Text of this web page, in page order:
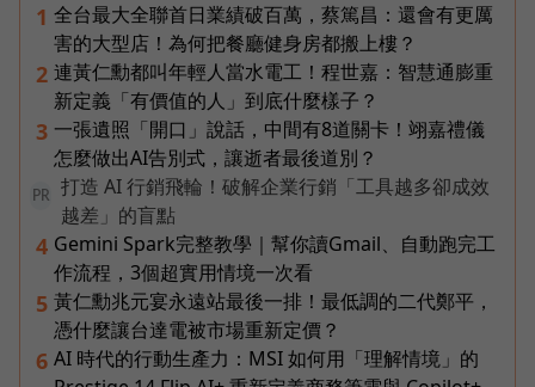
1 全台最大全聯首日業績破百萬，蔡篤昌：還會有更厲
害的大型店！為何把餐廳健身房都搬上樓？
2 連黃仁勳都叫年輕人當水電工！程世嘉：智慧通膨重
新定義「有價值的人」到底什麼樣子？
3 一張遺照「開口」說話，中間有8道關卡！翊嘉禮儀
怎麼做出AI告別式，讓逝者最後道別？
PR
打造 AI 行銷飛輪！破解企業行銷「工具越多卻成效
越差」的盲點
4 Gemini Spark完整教學｜幫你讀Gmail、自動跑完工
作流程，3個超實用情境一次看
5 黃仁勳兆元宴永遠站最後一排！最低調的二代鄭平，
憑什麼讓台達電被市場重新定價？
6 AI 時代的行動生產力：MSI 如何用「理解情境」的